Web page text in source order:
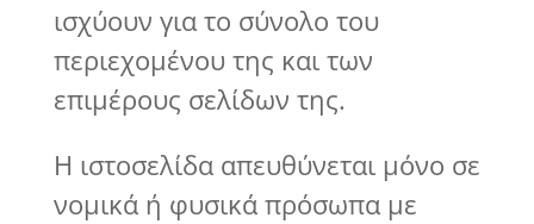
ισχύουν για το σύνολο του
περιεχομένου της και των
επιμέρους σελίδων της.
Η ιστοσελίδα απευθύνεται μόνο σε
νομικά ή φυσικά πρόσωπα με